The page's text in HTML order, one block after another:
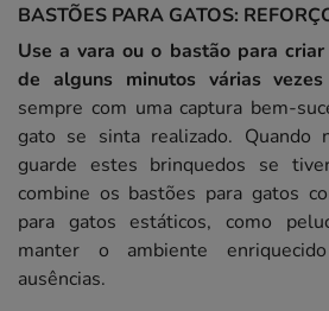
BASTÕES PARA GATOS:
Use a vara ou o bastão para criar
de alguns minutos várias
sempre com uma captura bem-
gato se sinta realizado. Quando
guarde estes brinquedos se
combine os bastões para gatos
para gatos estáticos, como
manter o ambiente
ausências.